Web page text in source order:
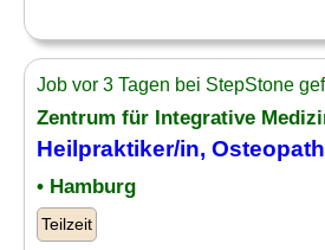
Job vor 3 Tagen bei StepStone
Zentrum für Integrative
Heilpraktiker/in,
• Hamburg
Teilzeit